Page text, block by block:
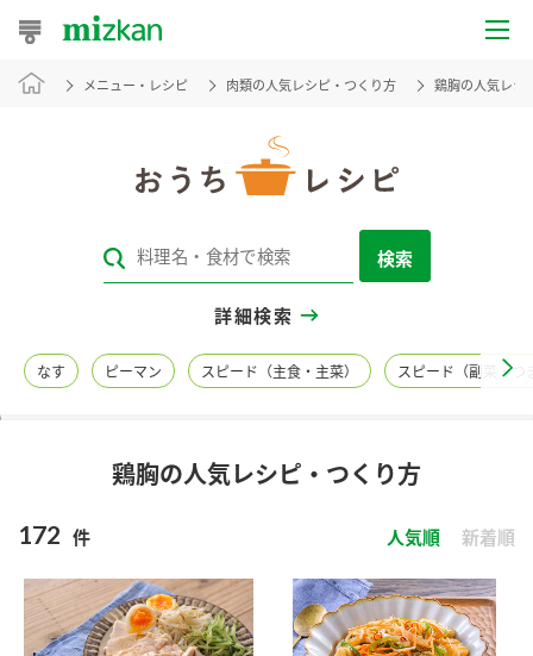
おうちレシピ
レシピカテゴリ一覧
レシピ名特集
商品情報
商品カテゴリ
酢 調味酢
新商品一覧
メニュー・レシピ 肉類の人気レシピ・つくり方 鶏胸の人気レシ
検索
詳細検索
なす ピーマン スピード（主食・主菜） スピード（副菜・つ
鶏胸の人気レシピ・つくり方
172 件 人気順 新着順